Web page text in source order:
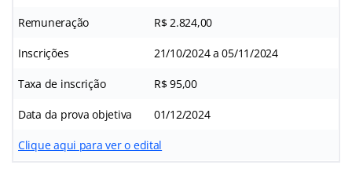
Remuneração R$ 2.824,00
Inscrições 21/10/2024 a 05/11/2024
Taxa de inscrição R$ 95,00
Data da prova objetiva 01/12/2024
Clique aqui para ver o edital